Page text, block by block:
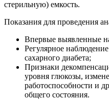
стерильную) емкость.
Показания для проведения
Впервые выявленные
Регулярное
сахарного диабета;
Признаки
уровня глюкозы,
работоспособности и
общего состояния.